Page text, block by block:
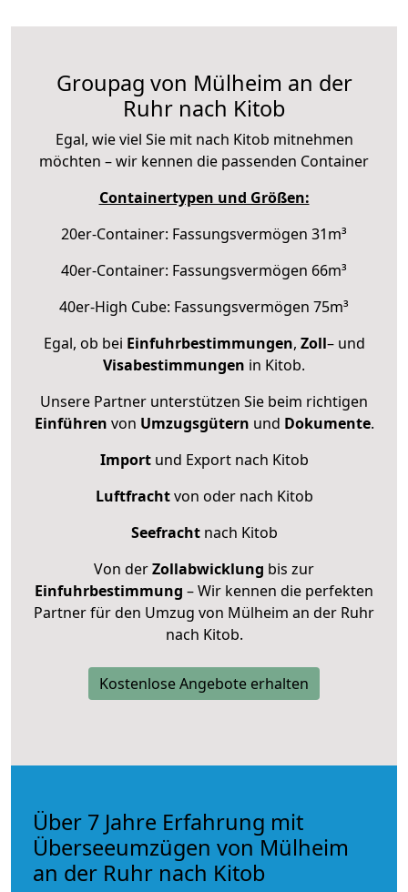
Groupag von Mülheim an der
Ruhr nach Kitob
Egal, wie viel Sie mit nach Kitob mitnehmen
möchten – wir kennen die passenden Container
Containertypen und Größen:
20er-Container: Fassungsvermögen 31m³
40er-Container: Fassungsvermögen 66m³
40er-High Cube: Fassungsvermögen 75m³
Egal, ob bei Einfuhrbestimmungen, Zoll– und
Visabestimmungen in Kitob.
Unsere Partner unterstützen Sie beim richtigen
Einführen von Umzugsgütern und Dokumente.
Importund Export nach Kitob
Luftfrachtvon oder nach Kitob
Seefrachtnach Kitob
Von derZollabwicklung bis zur
Einfuhrbestimmung – Wir kennen die perfekten
Partner für den Umzug von Mülheim an der Ruhr
nach Kitob.
Kostenlose Angebote erhalten
Über 7 Jahre Erfahrung mit
Überseeumzügen von Mülheim
an der Ruhr nach Kitob